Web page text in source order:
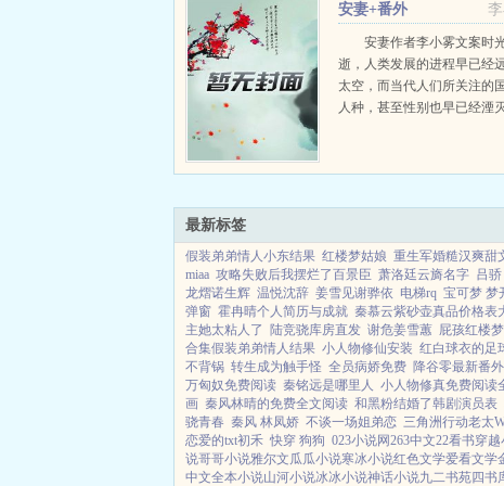
安妻+番外
安妻作者李小雾文案时
逝，人类发展的进程早已经
太空，而当代人们所关注的
人种，甚至性别也早已经湮
析，而人类则迁徙到了另外
最新标签
假装弟弟情人小东结果 红楼梦姑娘 重生军婚糙汉爽甜
miaa 攻略失败后我摆烂了百景臣 萧洛廷云旖名字 吕骄
龙熠诺生辉 温悦沈辞 姜雪见谢骅依 电梯rq 宝可梦 梦
弹窗 霍冉晴个人简历与成就 秦慕云紫砂壶真品价格表
主她太粘人了
陆竞骁库房直发 谢危姜雪蕙 屁孩红楼
合集假装弟弟情人结果 小人物修仙安装 红白球衣的足
不背锅 转生成为触手怪 全员病娇免费 降谷零最新番
万匈奴免费阅读 秦铭远是哪里人 小人物修真免费阅读
画 秦风林晴的免费全文阅读 和黑粉结婚了韩剧演员表
骁青春 秦风 林凤娇 不谈一场姐弟恋 三角洲行动老太
恋爱的txt初禾 快穿 狗狗 023小说网263中文22看书穿越
说哥哥小说雅尔文瓜瓜小说寒冰小说红色文学爱看文学
中文全本小说山河小说冰冰小说神话小说九二书苑四书